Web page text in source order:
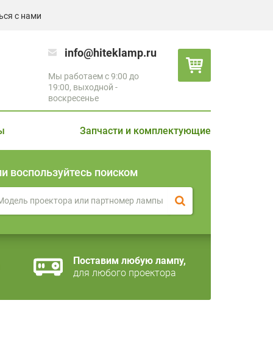
с нами
info@hiteklamp.ru
Мы работаем с 9:00 до
19:00, выходной -
воскресенье
Запчасти и комплектующие
воспользуйтесь поиском
Поставим любую лампу,
для любого проектора